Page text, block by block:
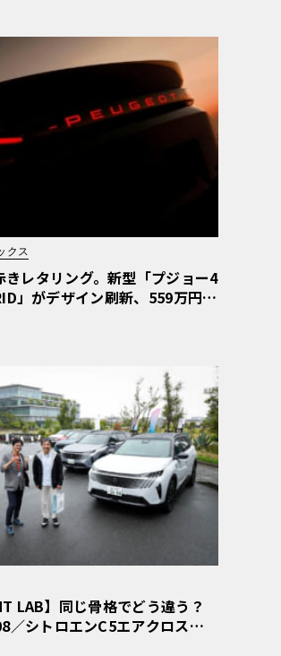
クス
きレタリング。新型「プジョー4
」がデザイン刷新、559万円で
LAB】同じ骨格でどう違う？
／シトロエンC5エアクロス／D
乗りレポート